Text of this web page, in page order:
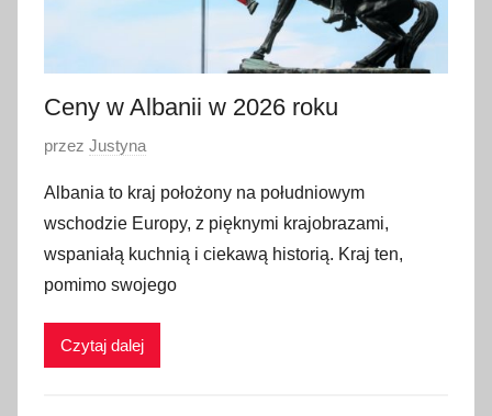
0
4
Ceny w Albanii w 2026 roku
O
u
b
l
i
w
przez Justyna
Albania to kraj położony na południowym
wschodzie Europy, z pięknymi krajobrazami,
wspaniałą kuchnią i ciekawą historią. Kraj ten,
pomimo swojego
Czytaj dalej